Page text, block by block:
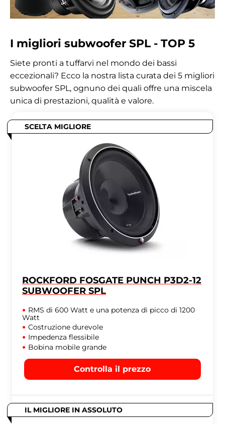
I migliori subwoofer SPL - TOP 5
Siete pronti a tuffarvi nel mondo dei bassi
eccezionali? Ecco la nostra lista curata dei 5 migliori
subwoofer SPL, ognuno dei quali offre una miscela
unica di prestazioni, qualità e valore.
SCELTA MIGLIORE
ROCKFORD FOSGATE PUNCH P3D2-12
SUBWOOFER SPL
RMS di 600 Watt e una potenza di picco di 1200
Watt
Costruzione durevole
Impedenza flessibile
Bobina mobile grande
Controlla il prezzo
IL MIGLIORE IN ASSOLUTO